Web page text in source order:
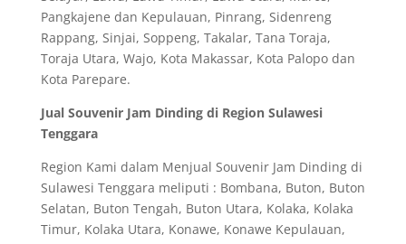
Pangkajene dan Kepulauan, Pinrang, Sidenreng
Rappang, Sinjai, Soppeng, Takalar, Tana Toraja,
Toraja Utara, Wajo, Kota Makassar, Kota Palopo dan
Kota Parepare.
Jual Souvenir Jam Dinding di Region Sulawesi
Tenggara
Region Kami dalam Menjual Souvenir Jam Dinding di
Sulawesi Tenggara meliputi : Bombana, Buton, Buton
Selatan, Buton Tengah, Buton Utara, Kolaka, Kolaka
Timur, Kolaka Utara, Konawe, Konawe Kepulauan,